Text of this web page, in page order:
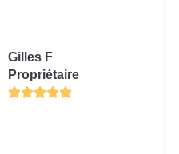
Gilles F
Propriétaire